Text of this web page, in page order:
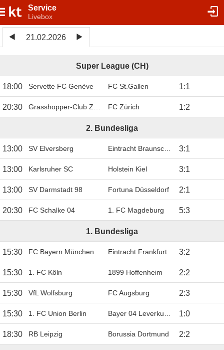
Service
Livebox
21.02.2026
Super League (CH)
18:00 Servette FC Genève FC St.Gallen 1:1
20:30 Grasshopper-Club Zürich FC Zürich 1:2
2. Bundesliga
13:00 SV Elversberg Eintracht Braunschweig 3:1
13:00 Karlsruher SC Holstein Kiel 3:1
13:00 SV Darmstadt 98 Fortuna Düsseldorf 2:1
20:30 FC Schalke 04 1. FC Magdeburg 5:3
1. Bundesliga
15:30 FC Bayern München Eintracht Frankfurt 3:2
15:30 1. FC Köln 1899 Hoffenheim 2:2
15:30 VfL Wolfsburg FC Augsburg 2:3
15:30 1. FC Union Berlin Bayer 04 Leverkusen 1:0
18:30 RB Leipzig Borussia Dortmund 2:2